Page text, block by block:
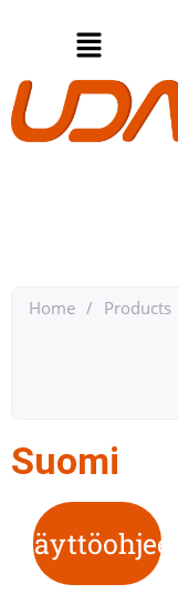
Home / Products
Suomi
Käyttöohjeet